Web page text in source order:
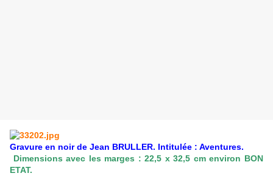
Gravure en noir de Jean BRULLER. Intitulée : Aventures.
Dimensions avec les marges : 22,5 x 32,5 cm environ BON
ETAT.